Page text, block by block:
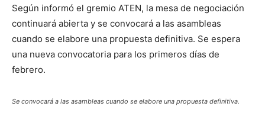
Según informó el gremio ATEN, la mesa de negociación
continuará abierta y se convocará a las asambleas
cuando se elabore una propuesta definitiva. Se espera
una nueva convocatoria para los primeros días de
febrero.
Se convocará a las asambleas cuando se elabore una propuesta definitiva.